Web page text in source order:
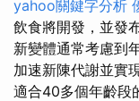
yahoo關鍵字分析
飲食將開發，並發
新變體通常考慮到
加速新陳代謝並實
適合40多個年齡段